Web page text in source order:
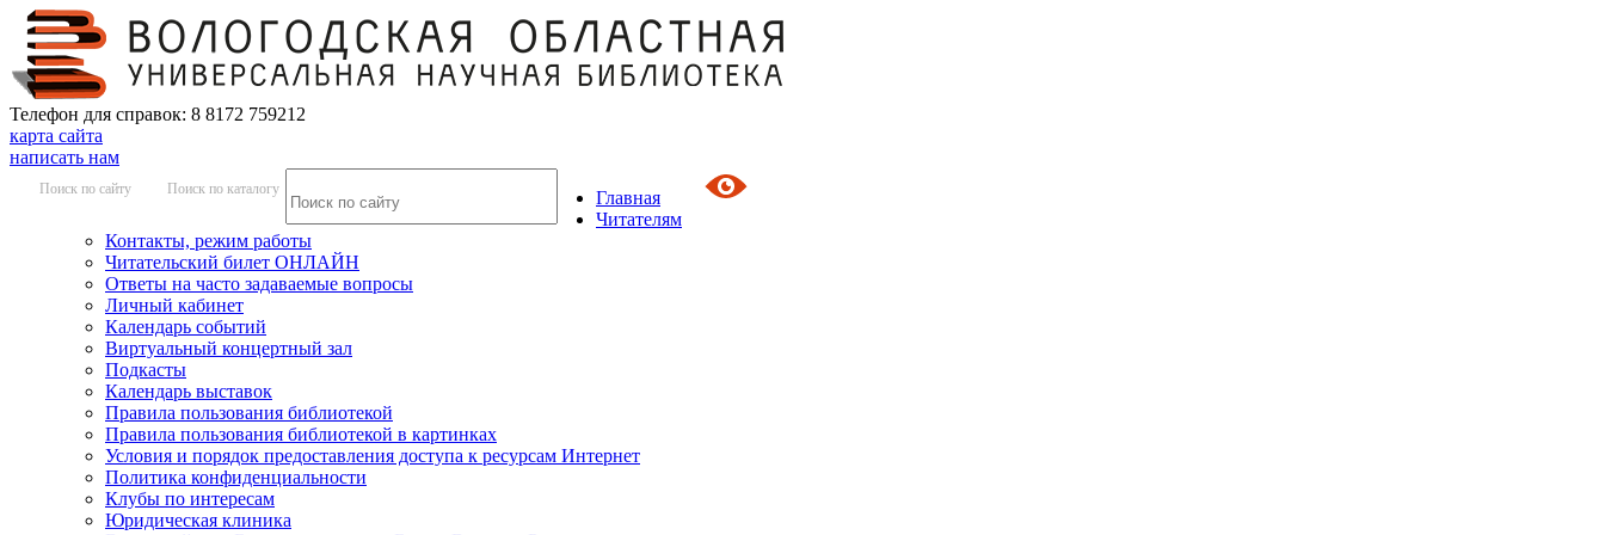
Телефон для справок: 8 8172 759212
карта сайта
написать нам
Поиск по сайту Поиск по каталогу
Главная
Читателям
Контакты, режим работы
Читательский билет ОНЛАЙН
Ответы на часто задаваемые вопросы
Личный кабинет
Календарь событий
Виртуальный концертный зал
Подкасты
Календарь выставок
Правила пользования библиотекой
Правила пользования библиотекой в картинках
Условия и порядок предоставления доступа к ресурсам Интернет
Политика конфиденциальности
Клубы по интересам
Юридическая клиника